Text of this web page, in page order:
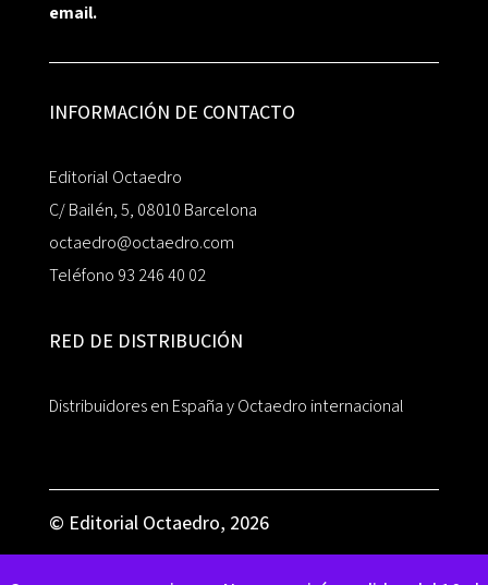
email.
INFORMACIÓN DE CONTACTO
Editorial Octaedro
C/ Bailén, 5, 08010 Barcelona
octaedro@octaedro.com
Teléfono 93 246 40 02
RED DE DISTRIBUCIÓN
Distribuidores en España y Octaedro internacional
© Editorial Octaedro, 2026